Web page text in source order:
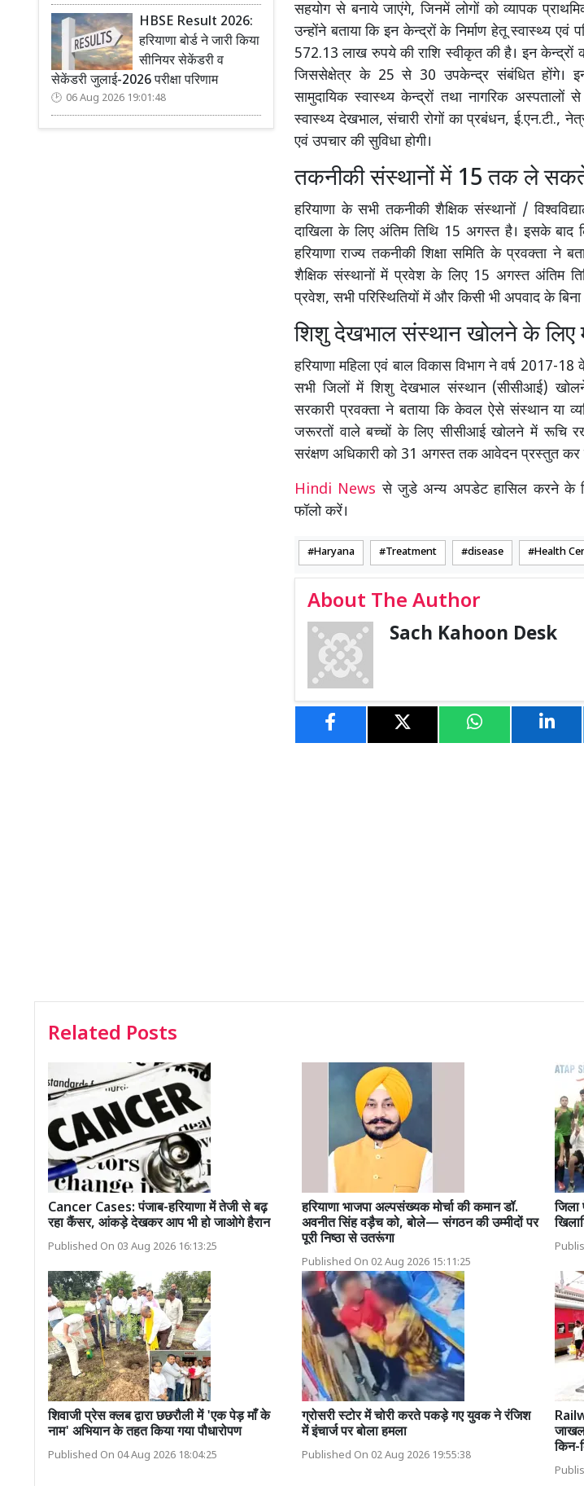
HBSE Result 2026:
हरियाणा बोर्ड ने जारी किया
सीनियर सेकेंडरी व
सेकेंडरी जुलाई-2026 परीक्षा परिणाम
06 Aug 2026 19:01:48
सहयोग से बनाये जाएंगे, जिनमें लोगों को व्यापक
उन्होंने बताया कि इन केन्द्रों के निर्माण हेतू स्वास्थ्य एवं
572.13 लाख रुपये की राशि स्वीकृत की है। इन केन्द्रों
जिससेक्षेत्र के 25 से 30 उपकेन्द्र संबंधित होंगे। इन
सामुदायिक स्वास्थ्य केन्द्रों तथा नागरिक अस्पतालों
स्वास्थ्य देखभाल, संचारी रोगों का प्रबंधन, ई.एन.टी.,
एवं उपचार की सुविधा होगी।
तकनीकी संस्थानों में 15 तक ले
हरियाणा के सभी तकनीकी शैक्षिक संस्थानों /
दाखिला के लिए अंतिम तिथि 15 अगस्त है। इसके बाद
हरियाणा राज्य तकनीकी शिक्षा समिति के प्रवक्ता
शैक्षिक संस्थानों में प्रवेश के लिए 15 अगस्त अंतिम
प्रवेश, सभी परिस्थितियों में और किसी भी अपवाद के
शिशु देखभाल संस्थान खोलने के लिए
हरियाणा महिला एवं बाल विकास विभाग ने वर्ष 2017-
सभी जिलों में शिशु देखभाल संस्थान (सीसीआई)
सरकारी प्रवक्ता ने बताया कि केवल ऐसे संस्थान या
जरूरतों वाले बच्चों के लिए सीसीआई खोलने में रूचि
सरंक्षण अधिकारी को 31 अगस्त तक आवेदन प्रस्तुत
Hindi Newsसे जुडे अन्य अपडेट हासिल करने के
फॉलो करें।
Haryana Treatment disease Health
About The Author
Sach Kahoon Desk
Related Posts
Cancer Cases: पंजाब-हरियाणा में तेजी से बढ़
रहा कैंसर, आंकड़े देखकर आप भी हो जाओगे हैरान
Published On 03 Aug 2026 16:13:25
हरियाणा भाजपा अल्पसंख्यक मोर्चा की कमान डॉ.
अवनीत सिंह वड़ैच को, बोले— संगठन की उम्मीदों पर
पूरी निष्ठा से उतरूंगा
Published On 02 Aug 2026 15:11:25
जिला
शिवाजी प्रेस क्लब द्वारा छछरौली में 'एक पेड़ माँ के
नाम' अभियान के तहत किया गया पौधारोपण
Published On 04 Aug 2026 18:04:25
ग्रोसरी स्टोर में चोरी करते पकड़े गए युवक ने रंजिश
में इंचार्ज पर बोला हमला
Published On 02 Aug 2026 19:55:38
किन-